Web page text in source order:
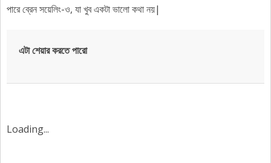
পারে ব্রেন সয়েলিং-ও, যা খুব একটা ভালো কথা নয়|
এটা শেয়ার করতে পারো
Loading...